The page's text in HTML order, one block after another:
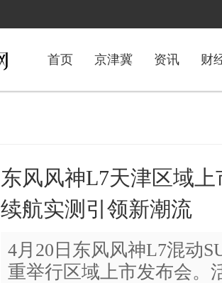
首页 京津冀 资讯 财
东风风神L7天津区域
续航实测引领新潮流
4月20日‌东风风神L7混动
重举行区域上市发布会。